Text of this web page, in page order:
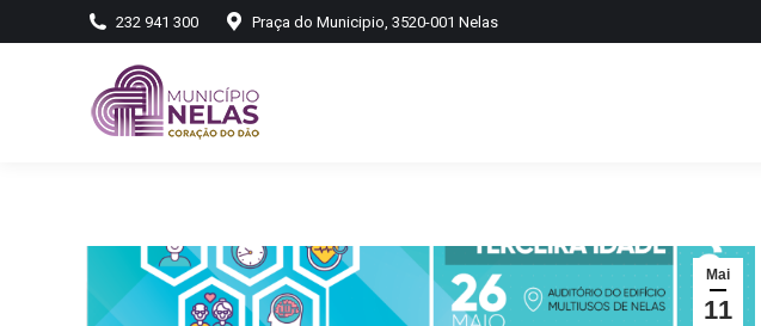
232 941 300 Praça do Municipio, 3520-001 Nelas
Mai
11